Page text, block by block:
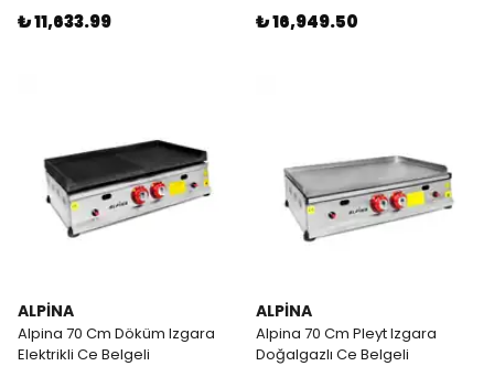
₺ 11,633.99 ₺ 16,949.50
ALPİNA
Alpina 70 Cm Döküm Izgara
Elektrikli Ce Belgeli
ALPİNA
Alpina 70 Cm Pleyt Izgara
Doğalgazlı Ce Belgeli